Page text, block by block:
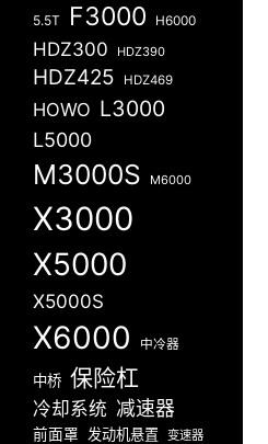
5.5T F3000 H6000
HDZ300 HDZ390
HDZ425 HDZ469
HOWO L3000
L5000
M3000S M6000
X3000
X5000
X5000S
X6000 中冷器
中桥 保险杠
冷却系统 减速器
前面罩 发动机悬置 变速器